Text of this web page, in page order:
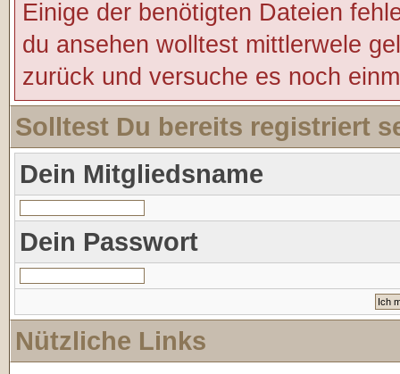
Einige der benötigten Dateien
du ansehen wolltest mittlerwele
zurück und versuche es noch
Solltest Du bereits registriert
Dein Mitgliedsname
Dein Passwort
Nützliche Links